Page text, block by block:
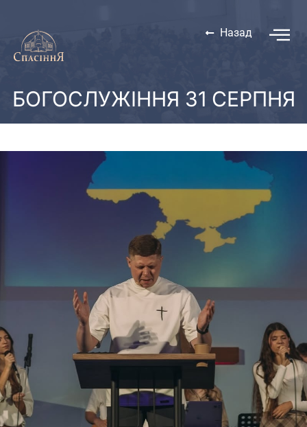
Назад
БОГОСЛУЖІННЯ 31 СЕРПНЯ